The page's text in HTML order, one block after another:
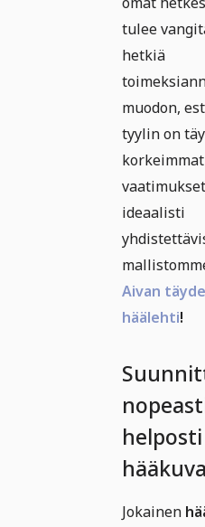
tulee
hetkiä
muodon,
tyylin on
korkeimmat
ideaalisti
Aivan
häälehti!
Jokainen